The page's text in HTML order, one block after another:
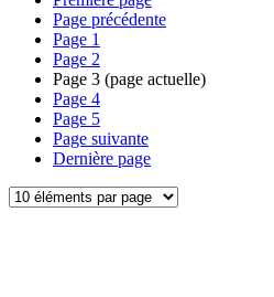
Page précédente
Page 1
Page 2
Page 3 (page actuelle)
Page 4
Page 5
Page suivante
Dernière page